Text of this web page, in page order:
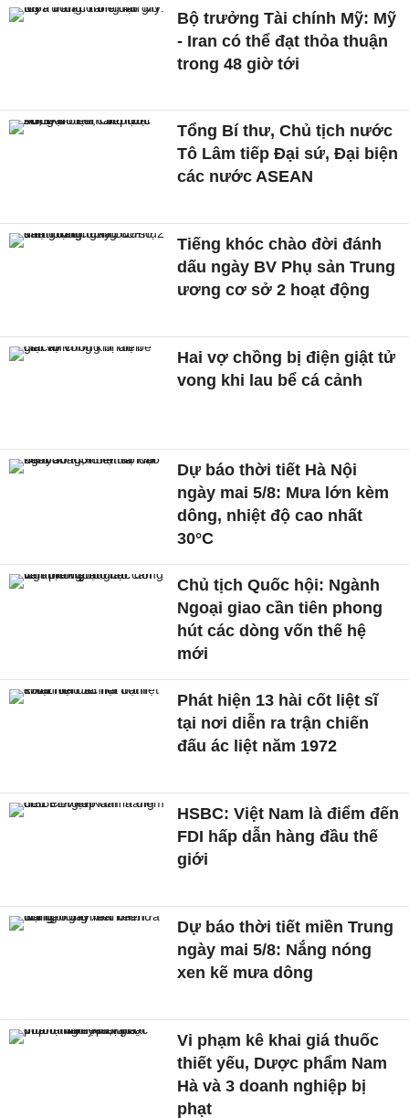
Bộ trưởng Tài chính Mỹ: Mỹ
- Iran có thể đạt thỏa thuận
trong 48 giờ tới
Tổng Bí thư, Chủ tịch nước
Tô Lâm tiếp Đại sứ, Đại biện
các nước ASEAN
Tiếng khóc chào đời đánh
dấu ngày BV Phụ sản Trung
ương cơ sở 2 hoạt động
Hai vợ chồng bị điện giật tử
vong khi lau bể cá cảnh
Dự báo thời tiết Hà Nội
ngày mai 5/8: Mưa lớn kèm
dông, nhiệt độ cao nhất
30°C
Chủ tịch Quốc hội: Ngành
Ngoại giao cần tiên phong
hút các dòng vốn thế hệ
mới
Phát hiện 13 hài cốt liệt sĩ
tại nơi diễn ra trận chiến
đấu ác liệt năm 1972
HSBC: Việt Nam là điểm đến
FDI hấp dẫn hàng đầu thế
giới
Dự báo thời tiết miền Trung
ngày mai 5/8: Nắng nóng
xen kẽ mưa dông
Vi phạm kê khai giá thuốc
thiết yếu, Dược phẩm Nam
Hà và 3 doanh nghiệp bị
phạt